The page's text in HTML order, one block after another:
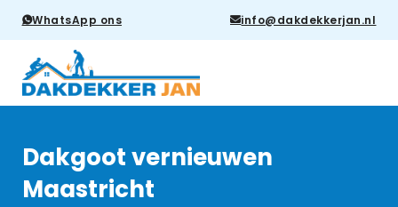
WhatsApp ons info@dakdekkerjan.nl
Dakgoot vernieuwen
Maastricht